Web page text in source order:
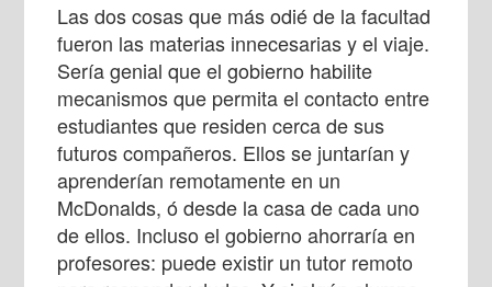
Las dos cosas que más odié de la facultad
fueron las materias innecesarias y el viaje.
Sería genial que el gobierno habilite
mecanismos que permita el contacto entre
estudiantes que residen cerca de sus
futuros compañeros. Ellos se juntarían y
aprenderían remotamente en un
McDonalds, ó desde la casa de cada uno
de ellos. Incluso el gobierno ahorraría en
profesores: puede existir un tutor remoto